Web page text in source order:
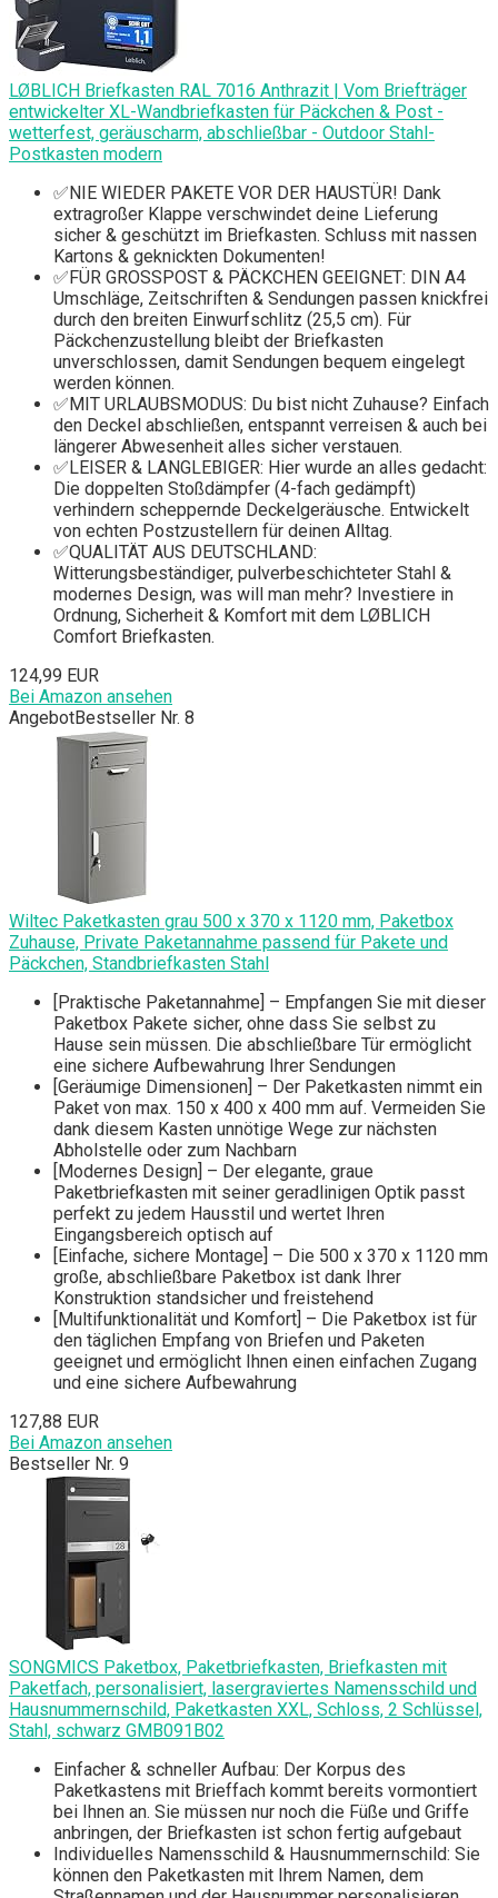
LØBLICH Briefkasten RAL 7016 Anthrazit | Vom Briefträger
entwickelter XL-Wandbriefkasten für Päckchen & Post -
wetterfest, geräuscharm, abschließbar - Outdoor Stahl-
Postkasten modern
✅NIE WIEDER PAKETE VOR DER HAUSTÜR! Dank
extragroßer Klappe verschwindet deine Lieferung
sicher & geschützt im Briefkasten. Schluss mit nassen
Kartons & geknickten Dokumenten!
✅FÜR GROSSPOST & PÄCKCHEN GEEIGNET: DIN A4
Umschläge, Zeitschriften & Sendungen passen knickfrei
durch den breiten Einwurfschlitz (25,5 cm). Für
Päckchenzustellung bleibt der Briefkasten
unverschlossen, damit Sendungen bequem eingelegt
werden können.
✅MIT URLAUBSMODUS: Du bist nicht Zuhause? Einfach
den Deckel abschließen, entspannt verreisen & auch bei
längerer Abwesenheit alles sicher verstauen.
✅LEISER & LANGLEBIGER: Hier wurde an alles gedacht:
Die doppelten Stoßdämpfer (4-fach gedämpft)
verhindern scheppernde Deckelgeräusche. Entwickelt
von echten Postzustellern für deinen Alltag.
✅QUALITÄT AUS DEUTSCHLAND:
Witterungsbeständiger, pulverbeschichteter Stahl &
modernes Design, was will man mehr? Investiere in
Ordnung, Sicherheit & Komfort mit dem LØBLICH
Comfort Briefkasten.
124,99 EUR
Bei Amazon ansehen
AngebotBestseller Nr. 8
Wiltec Paketkasten grau 500 x 370 x 1120 mm, Paketbox
Zuhause, Private Paketannahme passend für Pakete und
Päckchen, Standbriefkasten Stahl
[Praktische Paketannahme] – Empfangen Sie mit dieser
Paketbox Pakete sicher, ohne dass Sie selbst zu
Hause sein müssen. Die abschließbare Tür ermöglicht
eine sichere Aufbewahrung Ihrer Sendungen
[Geräumige Dimensionen] – Der Paketkasten nimmt ein
Paket von max. 150 x 400 x 400 mm auf. Vermeiden Sie
dank diesem Kasten unnötige Wege zur nächsten
Abholstelle oder zum Nachbarn
[Modernes Design] – Der elegante, graue
Paketbriefkasten mit seiner geradlinigen Optik passt
perfekt zu jedem Hausstil und wertet Ihren
Eingangsbereich optisch auf
[Einfache, sichere Montage] – Die 500 x 370 x 1120 mm
große, abschließbare Paketbox ist dank Ihrer
Konstruktion standsicher und freistehend
[Multifunktionalität und Komfort] – Die Paketbox ist für
den täglichen Empfang von Briefen und Paketen
geeignet und ermöglicht Ihnen einen einfachen Zugang
und eine sichere Aufbewahrung
127,88 EUR
Bei Amazon ansehen
Bestseller Nr. 9
SONGMICS Paketbox, Paketbriefkasten, Briefkasten mit
Paketfach, personalisiert, lasergraviertes Namensschild und
Hausnummernschild, Paketkasten XXL, Schloss, 2 Schlüssel,
Stahl, schwarz GMB091B02
Einfacher & schneller Aufbau: Der Korpus des
Paketkastens mit Brieffach kommt bereits vormontiert
bei Ihnen an. Sie müssen nur noch die Füße und Griffe
anbringen, der Briefkasten ist schon fertig aufgebaut
Individuelles Namensschild & Hausnummernschild: Sie
können den Paketkasten mit Ihrem Namen, dem